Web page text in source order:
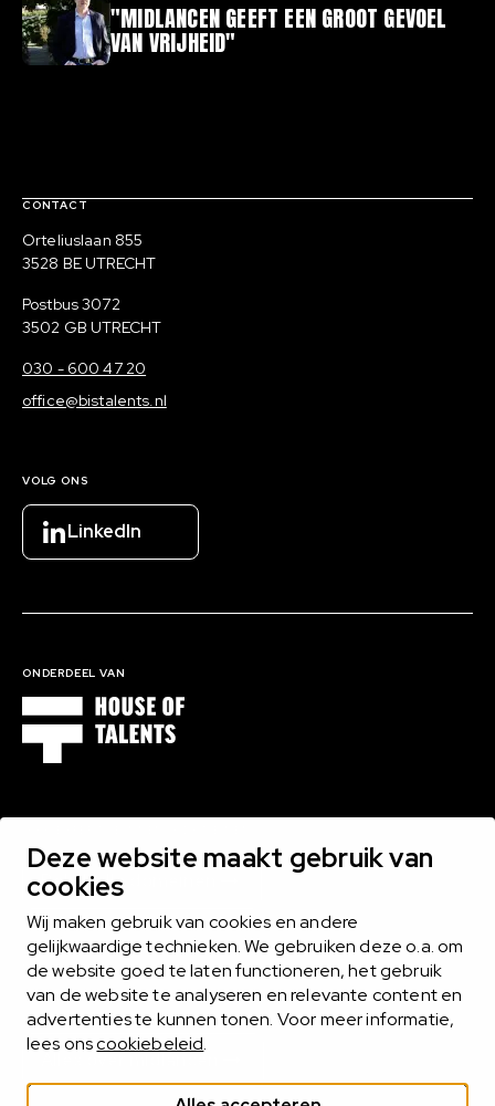
Deze website maakt gebruik van
cookies
Wij maken gebruik van cookies en andere
gelijkwaardige technieken. We gebruiken deze o.a. om
de website goed te laten functioneren, het gebruik
van de website te analyseren en relevante content en
advertenties te kunnen tonen. Voor meer informatie,
lees onscookiebeleid.
"MIDLANCEN GEEFT EEN GROOT GEVOEL
VAN VRIJHEID"
Contact, verdere links en colofon
CONTACT
Bezoekadres
Orteliuslaan 855
3528 BE UTRECHT
Postadres
Postbus 3072
3502 GB UTRECHT
030 - 600 47 20
office@bistalents.nl
VOLG ONS
LinkedIn
ONDERDEEL VAN
Bekijk alle domeinen
MIDLANCEN
Het midlance-model biedt het beste van twee werelden